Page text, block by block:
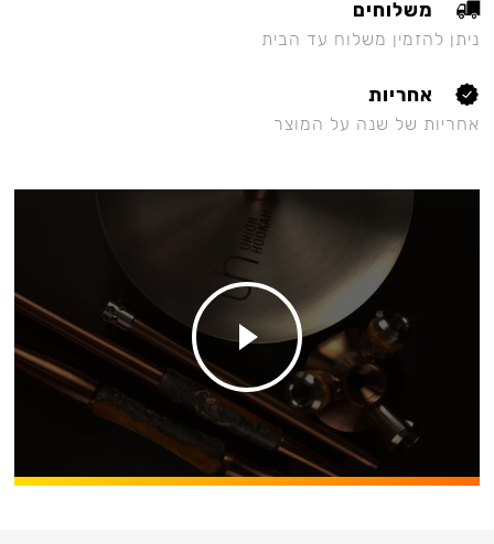
משלוחים
ניתן להזמין משלוח עד הבית
אחריות
אחריות של שנה על המוצר